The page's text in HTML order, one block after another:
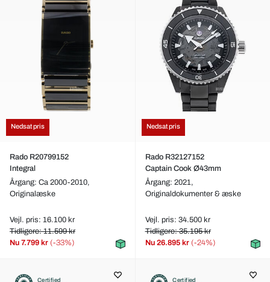
Nedsat pris
Rado R20799152
Integral
Årgang: Ca 2000-2010,
Originalæske
Vejl. pris: 16.100 kr
Tidligere: 11.599 kr
Nu 7.799 kr (-33%)
Nedsat pris
Rado R32127152
Captain Cook Ø43mm
Årgang: 2021,
Originaldokumenter & æske
Vejl. pris: 34.500 kr
Tidligere: 35.195 kr
Nu 26.895 kr (-24%)
Certified
Certified